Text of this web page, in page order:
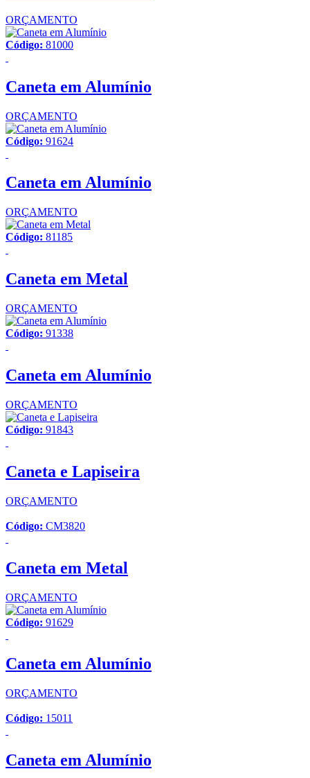
ORÇAMENTO
Código: 81000
Caneta em Alumínio
ORÇAMENTO
Código: 91624
Caneta em Alumínio
ORÇAMENTO
Código: 81185
Caneta em Metal
ORÇAMENTO
Código: 91338
Caneta em Alumínio
ORÇAMENTO
Código: 91843
Caneta e Lapiseira
ORÇAMENTO
Código: CM3820
Caneta em Metal
ORÇAMENTO
Código: 91629
Caneta em Alumínio
ORÇAMENTO
Código: 15011
Caneta em Alumínio